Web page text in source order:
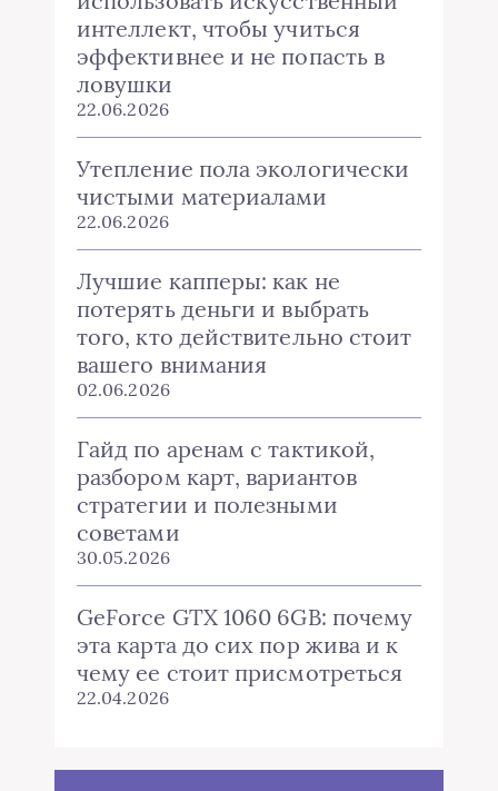
интеллект, чтобы учиться
эффективнее и не попасть в
ловушки
22.06.2026
Утепление пола экологически
чистыми материалами
22.06.2026
Лучшие капперы: как не
потерять деньги и выбрать
того, кто действительно стоит
вашего внимания
02.06.2026
Гайд по аренам с тактикой,
разбором карт, вариантов
стратегии и полезными
советами
30.05.2026
GeForce GTX 1060 6GB: почему
эта карта до сих пор жива и к
чему ее стоит присмотреться
22.04.2026